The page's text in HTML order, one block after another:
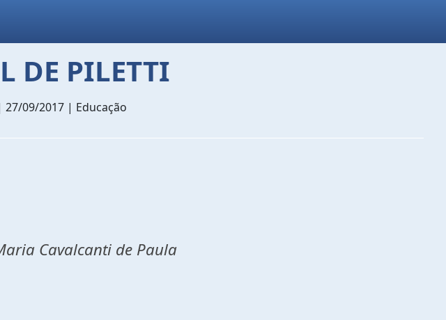
DE PILETTI
09/2017 | Educação
Cavalcanti de Paula